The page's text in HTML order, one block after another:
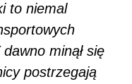
to niemal
minął się
postrzegają